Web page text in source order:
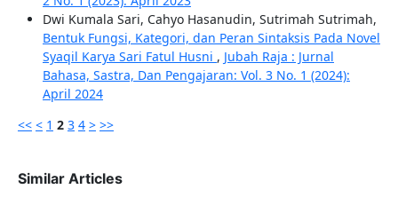
Dwi Kumala Sari, Cahyo Hasanudin, Sutrimah Sutrimah,
Bentuk Fungsi, Kategori, dan Peran Sintaksis Pada Novel
Syaqil Karya Sari Fatul Husni , Jubah Raja : Jurnal
Bahasa, Sastra, Dan Pengajaran: Vol. 3 No. 1 (2024):
April 2024
<< < 1 2 3 4 > >>
Similar Articles